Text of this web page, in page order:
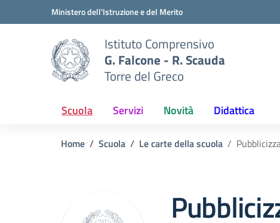
Vai ai contenuti
Vai al menu di navigazioneMinistero dell'Istruzione e del Merito
Istituto Comprensivo
G. Falcone - R. Scauda
Torre del Greco
Scuola Servizi Novità Didattica
Home Scuola Le carte della scuola